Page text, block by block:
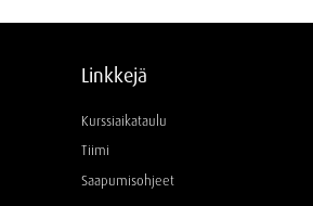
Linkkejä
Kurssiaikataulu
Tiimi
Saapumisohjeet